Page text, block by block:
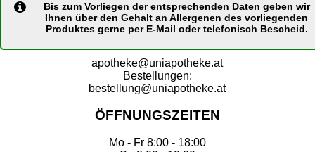
Bis zum Vorliegen der entsprechenden Daten geben wir
Ihnen über den Gehalt an Allergenen des vorliegenden
Produktes gerne per E-Mail oder telefonisch Bescheid.
apotheke@uniapotheke.at
Bestellungen:
bestellung@uniapotheke.at
ÖFFNUNGSZEITEN
Mo - Fr 8:00 - 18:00